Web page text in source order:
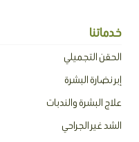
a
a
tخدماتنا
الحقن التجميلي
إبر نضارة البشرة
علاج البشرة والندبات
الشد غير الجراحي